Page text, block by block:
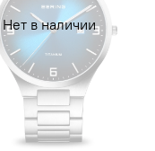
Нет в наличии